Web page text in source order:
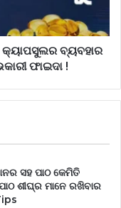
ବ୍ୟବହାର
ଫାଇଦା !
ସହ ପାଠ କେମିତି
ଶୀଘ୍ର ମାନେ ରଖିବାର